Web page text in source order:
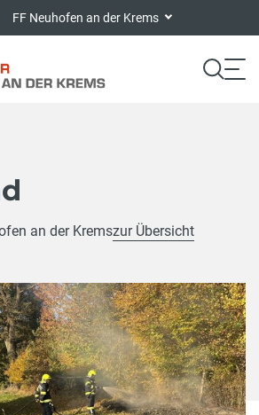
FF Neuhofen an der Krems
an der Kremszur Übersicht